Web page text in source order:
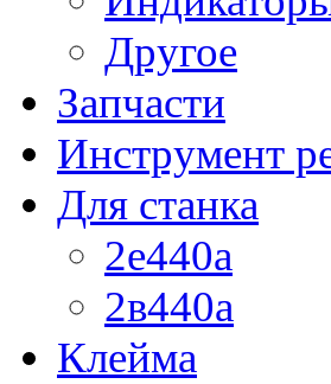
Другое
Запчасти
Инструмент
Для станка
2е440а
2в440а
Клейма